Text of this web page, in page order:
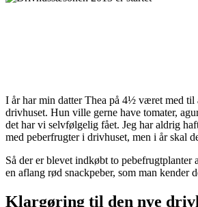
I år har min datter Thea på 4½ været med til
drivhuset. Hun ville gerne have tomater,
det har vi selvfølgelig fået. Jeg har aldrig
med peberfrugter i drivhuset, men i år skal
Så der er blevet indkøbt to pebefrugtplanter
en aflang rød snackpeber, som man kender
Klargøring til den nye